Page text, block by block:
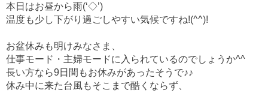
b
o
o
k
a
本日はお昼から雨(‘◇’)ゞ
温度も少し下がり過ごしやすい気候ですね!(^^)!
お盆休みも明けみなさま、
仕事モード・主婦モードに入られているのでしょうか^^
長い方なら9日間もお休みがあったそうで♪♪
休み中に来た台風もそこまで酷くならず、